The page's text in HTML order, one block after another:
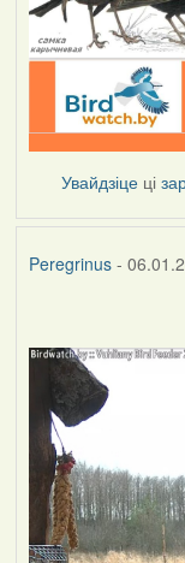
Увайдзіце ці
Peregrinus-